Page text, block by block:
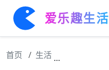
爱乐趣生活
首页 生活